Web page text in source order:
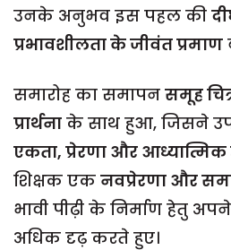
उनके अनुभव इस पहल की
प्रभावशीलता के जीवंत प्रमाण
समारोह का समापन समूह
प्रार्थना के साथ हुआ, जिसने
एकता, प्रेरणा और आध्यात्मिक
शिक्षक एक नवप्रेरणा और
भावी पीढ़ी के निर्माण हेतु
अधिक दृढ़ करते हुए।